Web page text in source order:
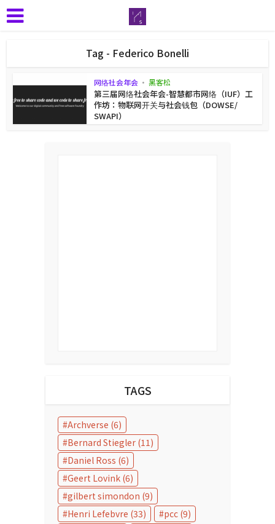
Tag - Federico Bonelli
网络社会年会 • 黑客松
第三届网络社会年会-智慧都市网络（IUF）工
作坊：物联网开关与社会钱包（DOWSE/
SWAPI）
TAGS
Archverse (6)
Bernard Stiegler (11)
Daniel Ross (6)
Geert Lovink (6)
gilbert simondon (9)
Henri Lefebvre (33) pcc (9)